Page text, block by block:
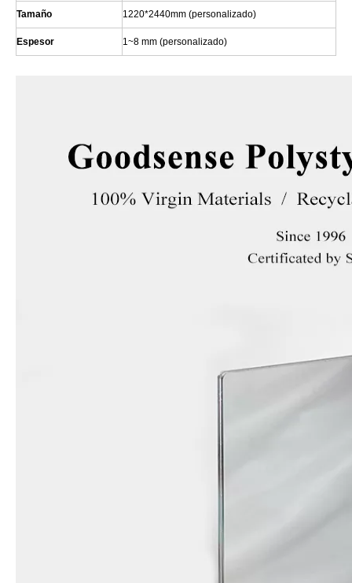
Tamaño 1220*2440mm (personalizado)
Espesor 1~8 mm (personalizado)